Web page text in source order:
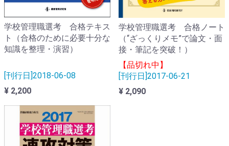
学校管理職選考 合格テキス
ト（合格のために必要十分な
知識を整理・演習）
[刊行日]2018-06-08
¥ 2,200
学校管理職選考 合格ノート
（“ざっくりメモ”で論文・面
接・筆記を突破！）
【品切れ中】
[刊行日]2017-06-21
¥ 2,090